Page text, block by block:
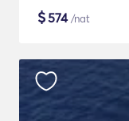
$574/nat